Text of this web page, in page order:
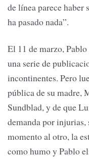
de línea parece
ha pasado nada”.
El 11 de marzo,
una serie de
incontinentes. Pero
pública de su madre,
Sundblad, y de que
demanda por
momento al otro, la
como humo y Pablo